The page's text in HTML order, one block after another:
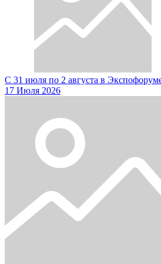
С 31 июля по 2 августа в
17 Июля 2026